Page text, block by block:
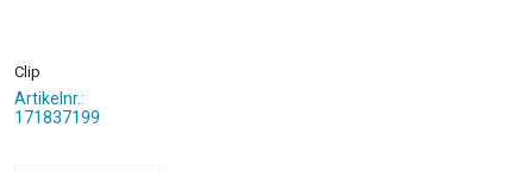
Clip
Artikelnr.:
171837199